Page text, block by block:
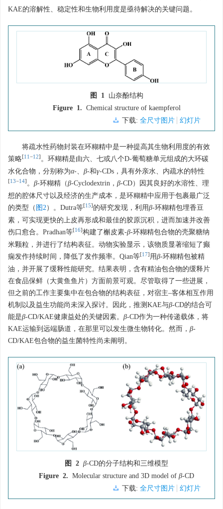
KAE的溶解性、稳定性和生物利用度是亟待解决的关键问题。
图 1
山奈酚结构
Figure 1. Chemical structure of kaempferol
下载: 全尺寸图片 幻灯片
将疏水性药物封装在环糊精中是一种提高其生物利用度的有效
策略[11 −12] 。环糊精是由六、七或八个D-葡萄糖单元组成的大环碳
水化合物，分别称为α-、 β-和γ-CDs，具有外亲水、内疏水的特性
[13−14] 。 β-环糊精（β-Cyclodextrin， β-CD）因其良好的水溶性、理
想的腔体尺寸以及经济的生产成本，是环糊精中应用于包裹最广泛
的类型（ 图2 ）。Dutra等[15] 的研究发现，利用β-环糊精包埋香豆
素，可实现更快的上皮再形成和最佳的胶原沉积，进而加速并改善
伤口愈合。Pradhan等[16]构建了槲皮素-β-环糊精包合物的壳聚糖纳
米颗粒，并进行了结构表征。动物实验显示，该物质显著缩短了癫
痫发作持续时间，降低了发作频率。Qian等[17] 用β-环糊精包被精
油，并开展了缓释性能研究。结果表明，含有精油包合物的缓释片
在食品保鲜（大黄鱼鱼片）方面前景可观。尽管取得了一些进展，
但之前的工作主要集中在包合物的结构表征，对宿主–客体相互作用
机制以及益生功能尚未深入探讨。因此，推测KAE与β-CD的结合可
能是β-CD/KAE健康益处的关键因素。 β-CD作为一种传递载体，将
KAE运输到远端肠道，在那里可以发生微生物转化。然而， β-
CD/KAE包合物的益生菌特性尚未阐明。
图 2 β-CD的分子结构和三维模型
Figure 2. Molecular structure and 3D model of β-CD
下载: 全尺寸图片 幻灯片